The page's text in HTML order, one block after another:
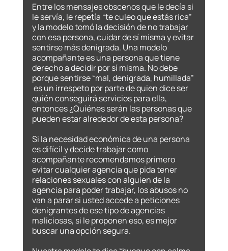
Entre los mensajes obscenos que le decía si
le servía, le repetía “te culeo que estás rica”
y la modelo tomó la decisión de no trabajar
con esa persona, cuidar de sí misma y evitar
sentirse más denigrada. Una modelo
acompañante es una persona que tiene
derecho a decidir por sí misma. No debe
porque sentirse “mal, denigrada, humillada”
es un irrespeto por parte de quien dice ser
quién conseguirá servicios para ella,
entonces ¿Quiénes serán las personas que
Si la necesidad económica de una persona
es difícil y decide trabajar como
acompañante recomendamos primero
evitar cualquier agencia que pida tener
relaciones sexuales con alguien de la
agencia para poder trabajar, los abusos no
van a parar si usted accede a peticiones
denigrantes de ese tipo de agencias
maliciosas, si le proponen eso, es mejor
buscar una opción segura.